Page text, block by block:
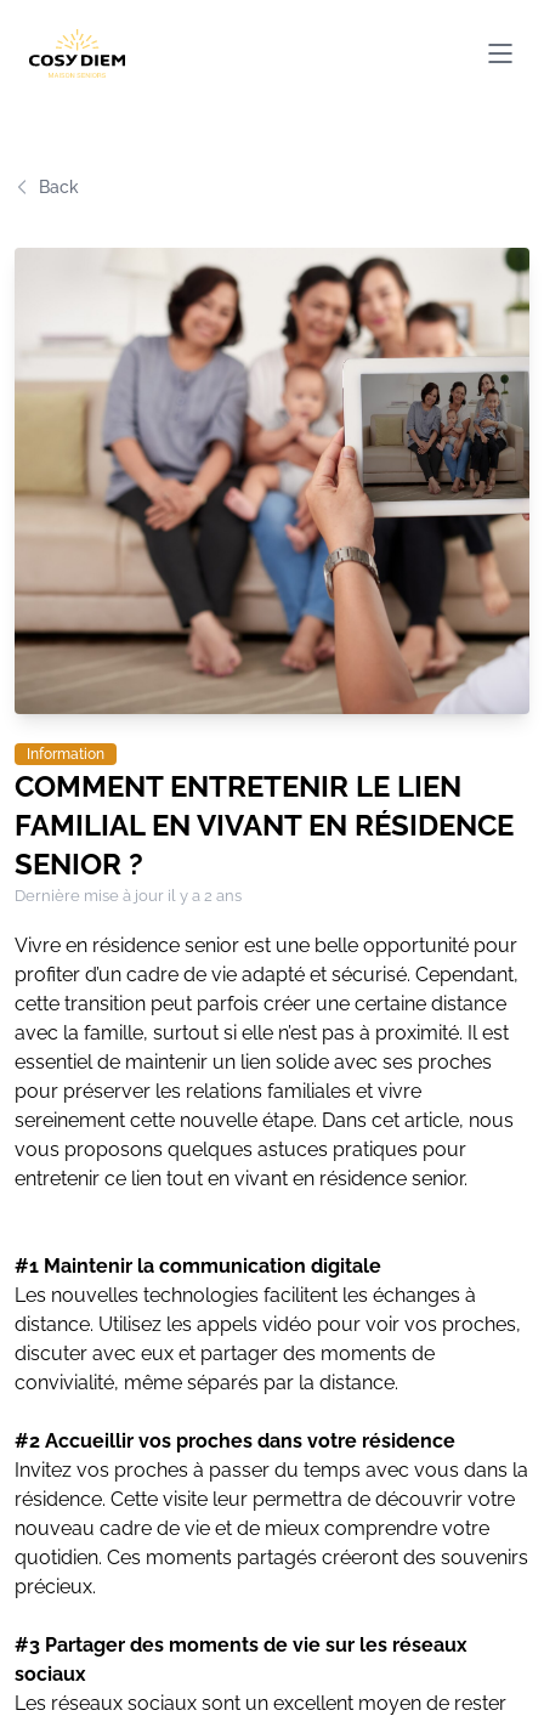
Cosydiem
Back
Information
COMMENT ENTRETENIR LE LIEN
FAMILIAL EN VIVANT EN RÉSIDENCE
SENIOR ?
Dernière mise à jour il y a 2 ans
Vivre en résidence senior est une belle opportunité pour
profiter d’un cadre de vie adapté et sécurisé. Cependant,
cette transition peut parfois créer une certaine distance
avec la famille, surtout si elle n’est pas à proximité. Il est
essentiel de maintenir un lien solide avec ses proches
pour préserver les relations familiales et vivre
sereinement cette nouvelle étape. Dans cet article, nous
vous proposons quelques astuces pratiques pour
entretenir ce lien tout en vivant en résidence senior.
#1 Maintenir la communication digitale
Les nouvelles technologies facilitent les échanges à
distance. Utilisez les appels vidéo pour voir vos proches,
discuter avec eux et partager des moments de
convivialité, même séparés par la distance.
#2 Accueillir vos proches dans votre résidence
Invitez vos proches à passer du temps avec vous dans la
résidence. Cette visite leur permettra de découvrir votre
nouveau cadre de vie et de mieux comprendre votre
quotidien. Ces moments partagés créeront des souvenirs
précieux.
#3 Partager des moments de vie sur les réseaux
sociaux
Les réseaux sociaux sont un excellent moyen de rester